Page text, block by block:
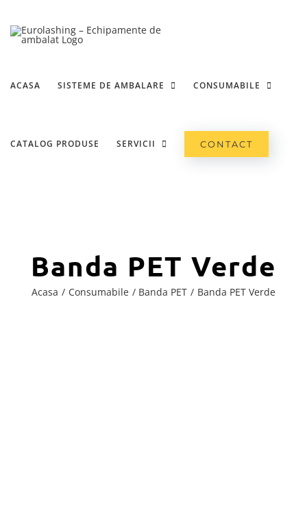
content
ACASA SISTEME DE AMBALARE CONSUMABILE
CATALOG PRODUSE SERVICII CONTACT
Banda PET Verde
Acasa Consumabile Banda PET Banda PET Verde